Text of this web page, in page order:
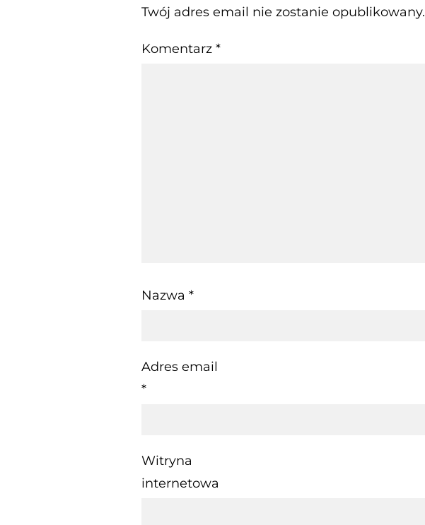
Twój adres email nie zostanie opublikowany.
Komentarz *
Nazwa *
Adres email
*
Witryna
internetowa